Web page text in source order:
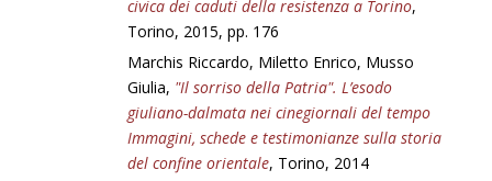
civica dei caduti della resistenza a Torino,
Torino, 2015, pp. 176
Marchis Riccardo, Miletto Enrico, Musso
Giulia, "Il sorriso della Patria". L’esodo
giuliano-dalmata nei cinegiornali del tempo
Immagini, schede e testimonianze sulla storia
del confine orientale, Torino, 2014